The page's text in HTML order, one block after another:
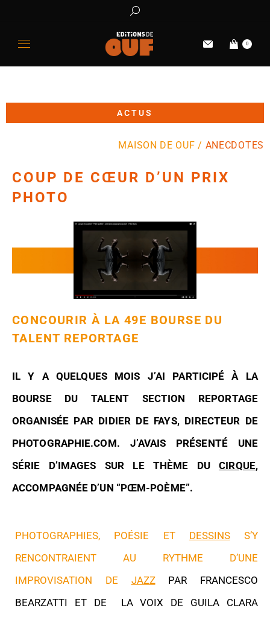
0
ACTUS
MAISON DE OUF / ANECDOTES
COUP DE CŒUR D’UN PRIX
PHOTO
CONCOURIR À LA 49E BOURSE DU
TALENT REPORTAGE
IL Y A QUELQUES MOIS J’AI PARTICIPÉ À LA
BOURSE DU TALENT SECTION REPORTAGE
ORGANISÉE PAR DIDIER DE FAYS, DIRECTEUR DE
PHOTOGRAPHIE.COM. J’AVAIS PRÉSENTÉ UNE
SÉRIE D’IMAGES SUR LE THÈME DUCIRQUE,
ACCOMPAGNÉE D’UN “PŒM-POÈME”.
PHOTOGRAPHIES, POÉSIE ET DESSINSS’Y
RENCONTRAIENT AU RYTHME D’UNE
IMPROVISATION DE JAZZPAR FRANCESCO
BEARZATTI ET DE LA VOIX DE GUILA CLARA